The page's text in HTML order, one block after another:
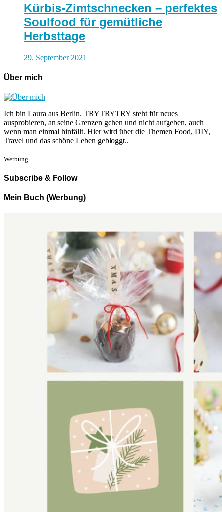
Kürbis-Zimtschnecken – perfektes
Soulfood für gemütliche
Herbsttage
29. September 2021
Über mich
Ich bin Laura aus Berlin. TRYTRYTRY steht für neues
ausprobieren, an seine Grenzen gehen und nicht aufgeben, auch
wenn man einmal hinfällt. Hier wird über die Themen Food, DIY,
Travel und das schöne Leben gebloggt..
Werbung
Subscribe & Follow
Mein Buch (Werbung)